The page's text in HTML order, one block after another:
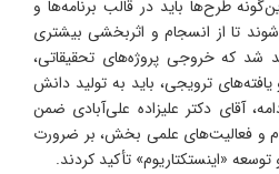
طرح‌ها باید در قالب برنامه‌ها و
تا از انسجام و اثربخشی بیشتری
شد که خروجی پروژه‌های تحقیقاتی،
یافته‌های ترویجی، باید به تولید دانش
آقای دکتر علیزاده علی‌آبادی ضمن
و فعالیت‌های علمی بخش، بر ضرورت
«اینستکتاریوم» تأکید کردند.